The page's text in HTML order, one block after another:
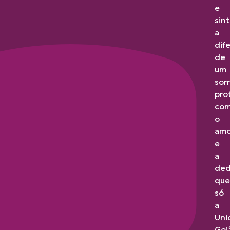
e
a
de
um
o
e
a
que
só
a